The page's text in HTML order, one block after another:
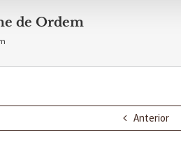
de Ordem
Anterior